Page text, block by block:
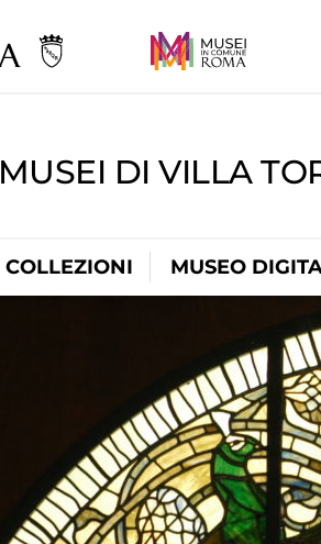
MUSEI DI VILLA
COLLEZIONI MUSEO